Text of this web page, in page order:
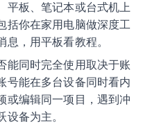
平板、笔记本或台式机上
括你在家用电脑做深度工
，用平板看教程。
能同时完全使用取决于账
号能在多台设备同时看内
或编辑同一项目，遇到冲
备为主。